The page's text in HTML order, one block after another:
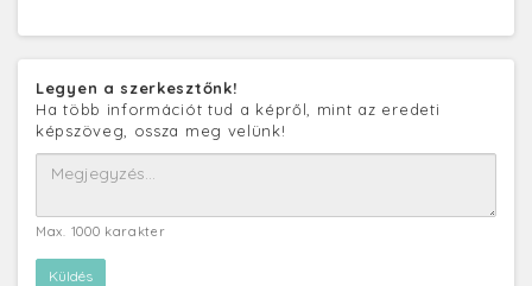
Legyen a szerkesztőnk!
Ha több információt tud a képről, mint az eredeti
képszöveg, ossza meg velünk!
Max. 1000 karakter